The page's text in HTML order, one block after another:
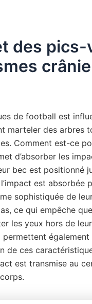
des
de football est
marteler des arbres
Comment est-ce
d’absorber les
bec est positionné
est absorbée
sophistiquée de
ce qui empêche
les yeux hors de
également
de ces
est transmise au